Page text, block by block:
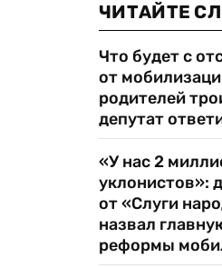
ЧИТАЙТЕ
Что будет с
от
родителей
депутат
«У нас 2
уклонистов»:
от «Слуги
назвал
реформы